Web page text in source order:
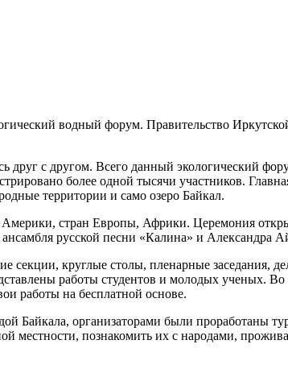
водный форум. Правительство
с другом. Всего данный экологический
более одной тысячи участников.
территории и само озеро Байкал.
стран Европы, Африки. Церемония
русской песни «Калина» и Александра
секции, круглые столы, пленарные заседания,
работы студентов и молодых ученых.
работы на бесплатной основе.
Байкала, организаторами были проработаны
местности, познакомить их с народами,